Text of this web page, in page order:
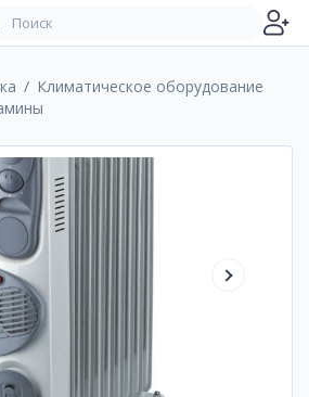
Климатическое оборудование